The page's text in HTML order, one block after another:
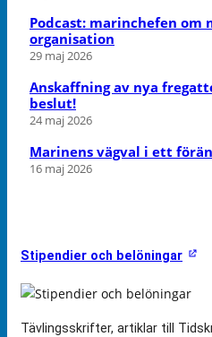
Podcast: marinchefen om
organisation
29 maj 2026
Anskaffning av nya
beslut!
24 maj 2026
Marinens vägval i ett
16 maj 2026
Stipendier och belöningar
Tävlingsskrifter, artiklar till